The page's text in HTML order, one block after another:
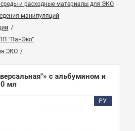
и расходные материалы для ЭКО
манипуляций
“ПанЭко”
ЭКО
с альбумином и
мл
РУ